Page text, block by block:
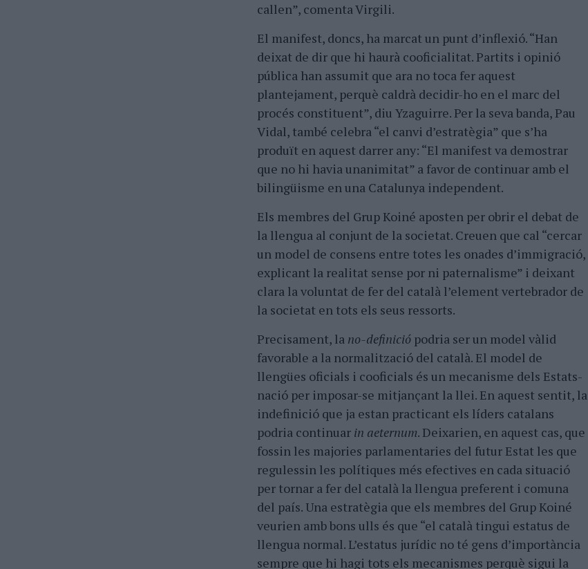
callen”, comenta Virgili.
El manifest, doncs, ha marcat un punt d’inflexió. “Han
deixat de dir que hi haurà cooficialitat. Partits i opinió
pública han assumit que ara no toca fer aquest
plantejament, perquè caldrà decidir-ho en el marc del
procés constituent”, diu Yzaguirre. Per la seva banda, Pau
Vidal, també celebra “el canvi d’estratègia” que s’ha
produït en aquest darrer any: “El manifest va demostrar
que no hi havia unanimitat” a favor de continuar amb el
bilingüisme en una Catalunya independent.
Els membres del Grup Koiné aposten per obrir el debat de
la llengua al conjunt de la societat. Creuen que cal “cercar
un model de consens entre totes les onades d’immigració,
explicant la realitat sense por ni paternalisme” i deixant
clara la voluntat de fer del català l’element vertebrador de
la societat en tots els seus ressorts.
Precisament, la no-definició podria ser un model vàlid
favorable a la normalització del català. El model de
llengües oficials i cooficials és un mecanisme dels Estats-
nació per imposar-se mitjançant la llei. En aquest sentit, la
indefinició que ja estan practicant els líders catalans
podria continuar in aeternum. Deixarien, en aquest cas, que
fossin les majories parlamentaries del futur Estat les que
regulessin les polítiques més efectives en cada situació
per tornar a fer del català la llengua preferent i comuna
del país. Una estratègia que els membres del Grup Koiné
veurien amb bons ulls és que “el català tingui estatus de
llengua normal. L’estatus jurídic no té gens d’importància
sempre que hi hagi tots els mecanismes perquè sigui la